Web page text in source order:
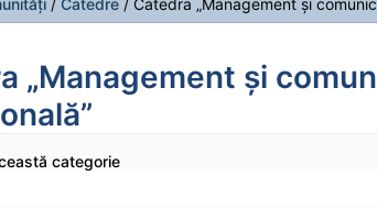
/ Catedre / Catedra „Management și
„Management și
categorie